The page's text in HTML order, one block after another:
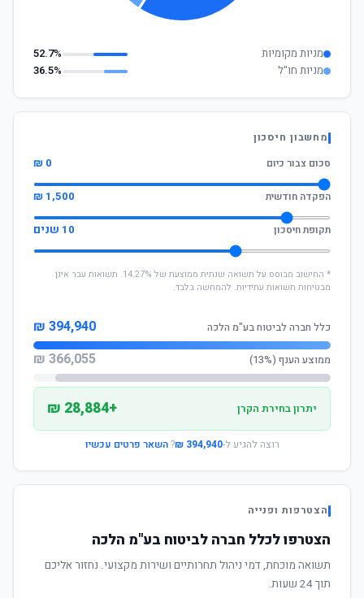
מניות מקומיות
52.7%
מניות חו"ל
36.5%
מחשבון חיסכון
סכום צבור כיום
0 ₪
הפקדה חודשית 1,500 ₪
תקופת חיסכון 10 שנים
* החישוב מבוסס על תשואה שנתית ממוצעת של 14.27%. תשואות עבר אינן
מבטיחות תשואות עתידיות. להמחשה בלבד.
כלל חברה לביטוח בע"מ הלכה 394,940 ₪
ממוצע הענף (13%) 366,055 ₪
יתרון בחירת הקרן +28,884 ₪
רוצה להגיע ל-394,940 ₪
?השאר פרטים עכשיו
הצטרפות ופנייה
הצטרפו לכלל חברה לביטוח בע"מ הלכה
תשואה מוכחת, דמי ניהול תחרותיים ושירות מקצועי. נחזור אליכם
תוך 24 שעות.